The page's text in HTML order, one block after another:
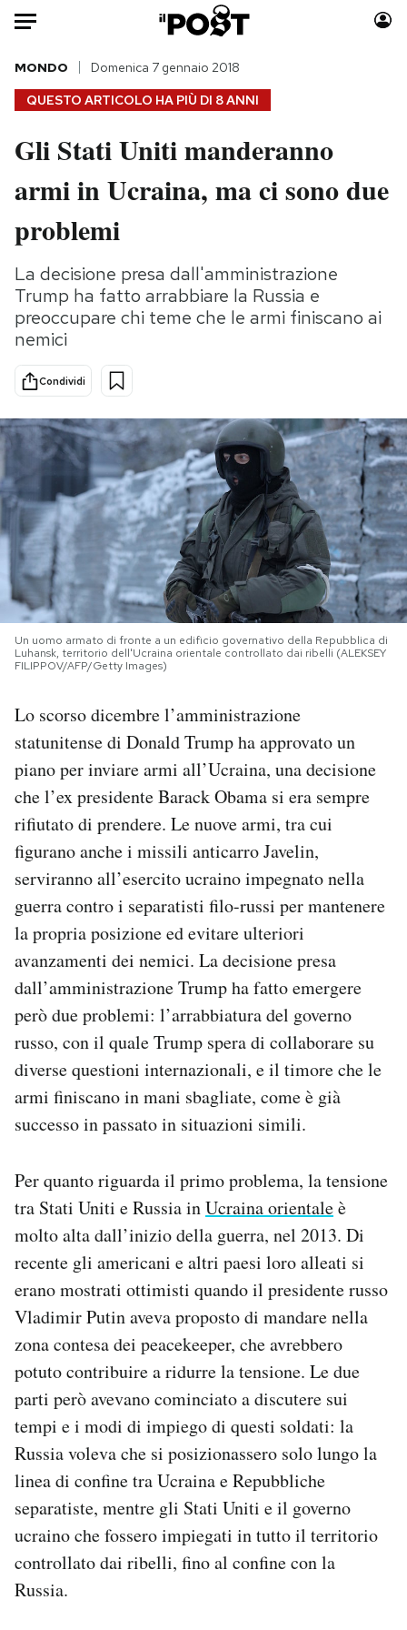
Auto
HOME
Italia
Politica
Tecnologia
Scienza
Cultura
Economia
Sport
Moda
Consumismi
Media
Europa
PODCAST
NEWSLETTER
I MIEI PREFERITI
SHOP
AREA PERSONALE
Area Personale
Newsletter
Notifiche mobile
Regala il Post
Hai bisogno di aiuto?
QUESTO ARTICOLO HA PIÙ DI 8 ANNI
MONDO Domenica 7 gennaio 2018
Gli Stati Uniti manderanno
armi in Ucraina, ma ci sono due
problemi
La decisione presa dall'amministrazione
Trump ha fatto arrabbiare la Russia e
preoccupare chi teme che le armi finiscano ai
nemici
Condividi
Un uomo armato di fronte a un edificio governativo della Repubblica di
Luhansk, territorio dell'Ucraina orientale controllato dai ribelli (ALEKSEY
FILIPPOV/AFP/Getty Images)
Lo scorso dicembre l’amministrazione
statunitense di Donald Trump ha approvato un
piano per inviare armi all’Ucraina, una decisione
che l’ex presidente Barack Obama si era sempre
rifiutato di prendere. Le nuove armi, tra cui
figurano anche i missili anticarro Javelin,
serviranno all’esercito ucraino impegnato nella
guerra contro i separatisti filo-russi per mantenere
la propria posizione ed evitare ulteriori
avanzamenti dei nemici. La decisione presa
dall’amministrazione Trump ha fatto emergere
però due problemi: l’arrabbiatura del governo
russo, con il quale Trump spera di collaborare su
diverse questioni internazionali, e il timore che le
armi finiscano in mani sbagliate, come è già
successo in passato in situazioni simili.
Per quanto riguarda il primo problema, la tensione
tra Stati Uniti e Russia inUcraina orientaleè
molto alta dall’inizio della guerra, nel 2013. Di
recente gli americani e altri paesi loro alleati si
erano mostrati ottimisti quando il presidente russo
Vladimir Putin aveva proposto di mandare nella
zona contesa dei peacekeeper, che avrebbero
potuto contribuire a ridurre la tensione. Le due
parti però avevano cominciato a discutere sui
tempi e i modi di impiego di questi soldati: la
Russia voleva che si posizionassero solo lungo la
linea di confine tra Ucraina e Repubbliche
separatiste, mentre gli Stati Uniti e il governo
ucraino che fossero impiegati in tutto il territorio
controllato dai ribelli, fino al confine con la
Russia.